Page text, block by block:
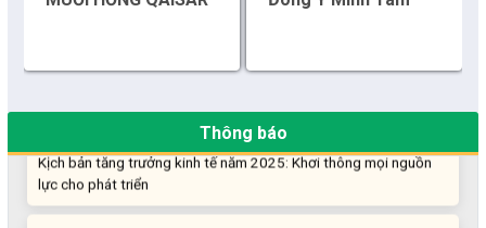
Thông báo
Mời tham gia Hội chợ triển lãm chuyên ngành Cà phê và sản
Kịch bản tăng trưởng kinh tế năm 2025: Khơi thông mọi nguồn
lực cho phát triển
Đắk Lắk xây dựng kịch bản tăng trưởng kinh tế - xã hội năm